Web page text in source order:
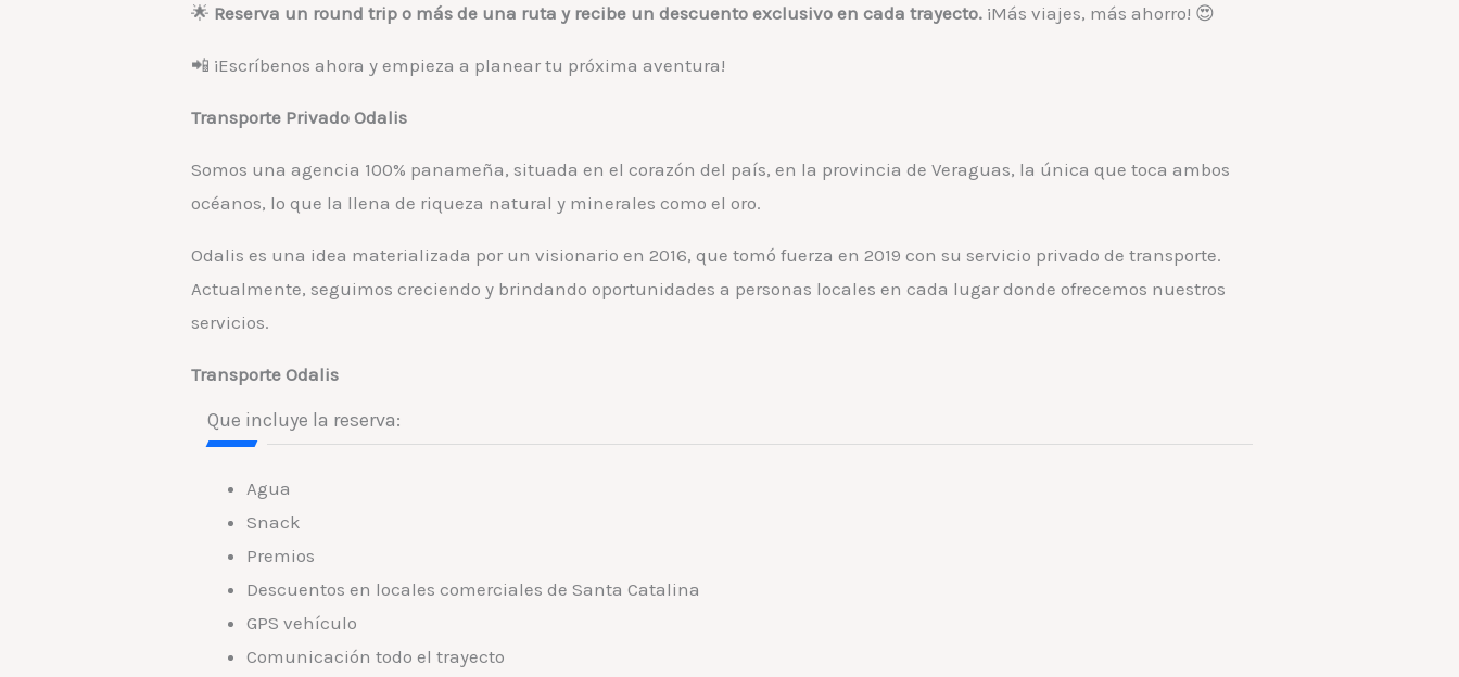
🌟 Reserva un round trip o más de una ruta y recibe un descuento exclusivo en cada trayecto.¡Más viajes, más ahorro! 😍
📲 ¡Escríbenos ahora y empieza a planear tu próxima aventura!
Transporte Privado Odalis
Somos una agencia 100% panameña, situada en el corazón del país, en la provincia de Veraguas, la única que toca ambos
océanos, lo que la llena de riqueza natural y minerales como el oro.
Odalis es una idea materializada por un visionario en 2016, que tomó fuerza en 2019 con su servicio privado de transporte.
Actualmente, seguimos creciendo y brindando oportunidades a personas locales en cada lugar donde ofrecemos nuestros
servicios.
Transporte Odalis
Que incluye la reserva:
Agua
Snack
Premios
Descuentos en locales comerciales de Santa Catalina
GPS vehículo
Comunicación todo el trayecto